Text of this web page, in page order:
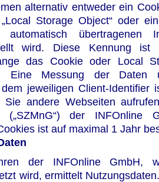
alternativ entweder ein
„Local Storage Object“ oder
automatisch übertragenen
wird. Diese Kennung ist
das Cookie oder Local
Eine Messung der Daten
jeweiligen Client-Identifier
Sie andere Webseiten
(„SZMnG“) der INFOnline
ist auf maximal 1 Jahr
der INFOnline GmbH,
wird, ermittelt